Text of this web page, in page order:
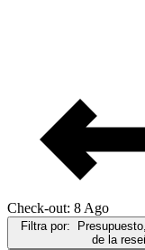
Check-out: 8 Ago
Filtra por:
de la